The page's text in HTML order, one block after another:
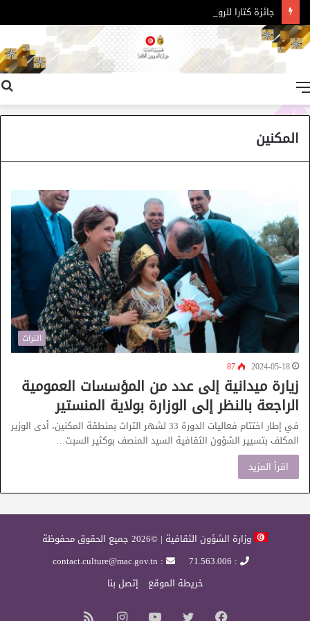
جائزة كتارا للرواية العربية – الدورة 11
المكنين
التراث
2024-05-18
87
زيارة ميدانية إلى عدد من المؤسسات العمومية
الراجعة بالنظر إلى الوزارة بولاية المنستير
في إطار اختتام فعاليات الدورة 33 لشهر التراث بمنطقة المكنين، أدى الوزير
المكلف بتسيير الشؤون الثقافية السيد المنصف بوكثير السبت…
اقرأ المزيد
وزارة الشؤون الثقافية | ©2026 جميع الحقوق محفوظة
: 71.563.006
: contact.culture@mac.gov.tn
خريطة الموقع
إتصل بنا